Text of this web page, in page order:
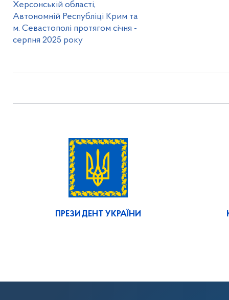
Херсонській області,
Автономній Республіці Крим та
м. Севастополі протягом січня -
серпня 2025 року
ПРЕЗИДЕНТ УКРАЇНИ